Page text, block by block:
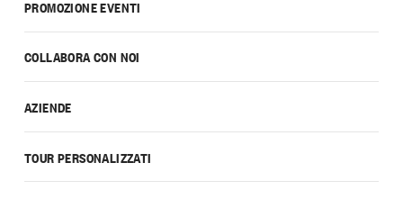
PROMOZIONE EVENTI
COLLABORA CON NOI
AZIENDE
TOUR PERSONALIZZATI